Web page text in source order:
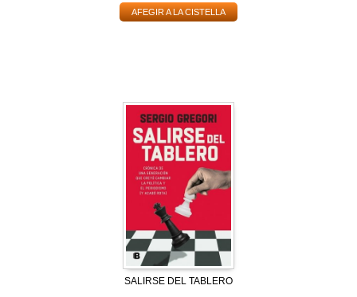
AFEGIR A LA CISTELLA
SALIRSE DEL TABLERO